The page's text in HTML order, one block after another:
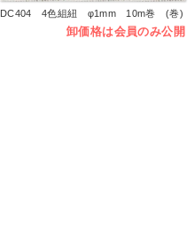
DC404 4色組紐 φ1mm 10m巻 (巻)
卸価格は会員のみ公開